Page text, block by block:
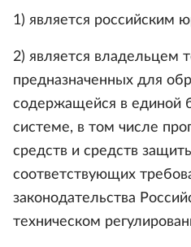
1) является российским
2) является владельцем
предназначенных для
содержащейся в единой
системе, в том числе
средств и средств
соответствующих
законодательства
техническом